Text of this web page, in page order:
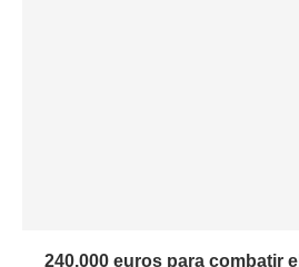
240.000 euros para combatir